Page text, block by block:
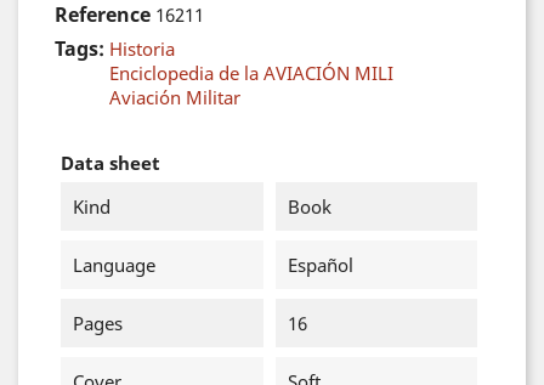
Reference 16211
Tags: Historia
Enciclopedia de la AVIACIÓN MILI
Aviación Militar
Data sheet
Kind
Book
Language Español
Pages 16